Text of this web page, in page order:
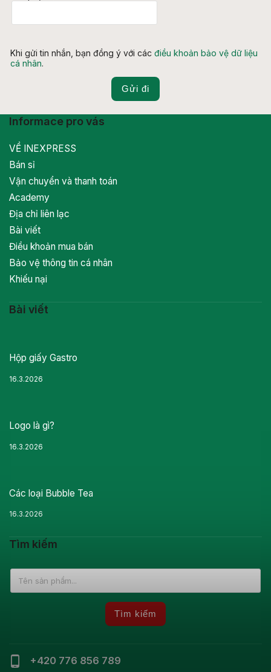
Khi gửi tin nhắn, bạn đồng ý với các điều khoản bảo vệ dữ liệu
cá nhân.
Gửi đi
+420 776 856 789
Informace pro vás
VỀ INEXPRESS
Bán sỉ
Vận chuyển và thanh toán
Academy
Địa chỉ liên lạc
Bài viết
Điều khoản mua bán
Bảo vệ thông tin cá nhân
Khiếu nại
Bài viết
Hộp giấy Gastro
16.3.2026
Logo là gì?
16.3.2026
Các loại Bubble Tea
16.3.2026
Tìm kiếm
Tìm kiếm